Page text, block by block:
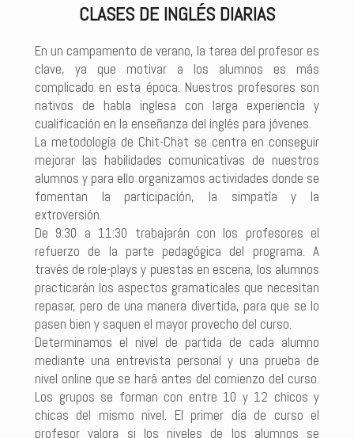
CLASES DE INGLÉS DIARIAS
En un campamento de verano, la tarea del profesor es
clave, ya que motivar a los alumnos es más
complicado en esta época. Nuestros profesores son
nativos de habla inglesa con larga experiencia y
cualificación en la enseñanza del inglés para jóvenes.
La metodología de Chit-Chat se centra en conseguir
mejorar las habilidades comunicativas de nuestros
alumnos y para ello organizamos actividades donde se
fomentan la participación, la simpatía y la
extroversión.
De 9:30 a 11:30 trabajarán con los profesores el
refuerzo de la parte pedagógica del programa. A
través de role-plays y puestas en escena, los alumnos
practicarán los aspectos gramaticales que necesitan
repasar, pero de una manera divertida, para que se lo
pasen bien y saquen el mayor provecho del curso.
Determinamos el nivel de partida de cada alumno
mediante una entrevista personal y una prueba de
nivel online que se hará antes del comienzo del curso.
Los grupos se forman con entre 10 y 12 chicos y
chicas del mismo nivel. El primer día de curso el
profesor valora si los niveles de los alumnos se